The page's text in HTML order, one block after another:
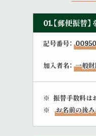
01.【郵便振替
記号番号：
加入者名： 一般
※ 振替手数料は
※
お名前の後